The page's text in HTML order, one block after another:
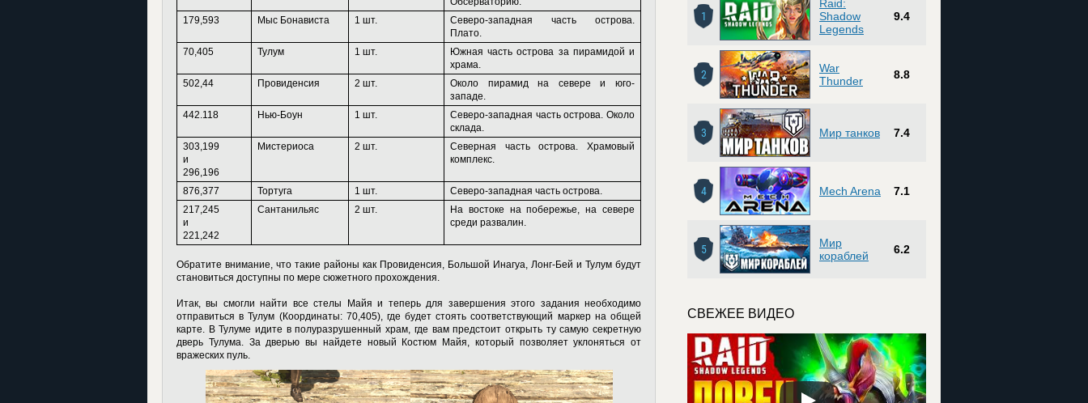
179,593
Мыс Бонависта 1 шт.
Северо-западная часть острова.
Плато.
70,405
Тулум 1 шт.
Южная часть острова за пирамидой и
храма.
502,44
Провиденсия 2 шт.
Около пирамид на севере и юго-
западе.
442.118
Нью-Боун 1 шт.
Северо-западная часть острова. Около
склада.
303,199
и
296,196
Мистериоса 2 шт.
Северная часть острова. Храмовый
комплекс.
876,377 Тортуга 1 шт.
Северо-западная часть острова.
217,245
и
221,242
Сантанильяс 2 шт.
На востоке на побережье, на севере
среди развалин.
Обратите внимание, что такие районы как Провиденсия, Большой Инагуа, Лонг-Бей и Тулум будут
становиться доступны по мере сюжетного прохождения.
Итак, вы смогли найти все стелы Майя и теперь для завершения этого задания необходимо
отправиться в Тулум (Координаты: 70,405), где будет стоять соответствующий маркер на общей
карте. В Тулуме идите в полуразрушенный храм, где вам предстоит открыть ту самую секретную
дверь Тулума. За дверью вы найдете новый Костюм Майя, который позволяет уклоняться от
вражеских пуль.
1
Raid:
Shadow
Legends
9.4
2
War
Thunder
8.8
3 Мир танков 7.4
4 Mech Arena 7.1
5
Мир
кораблей
6.2
СВЕЖЕЕ ВИДЕО